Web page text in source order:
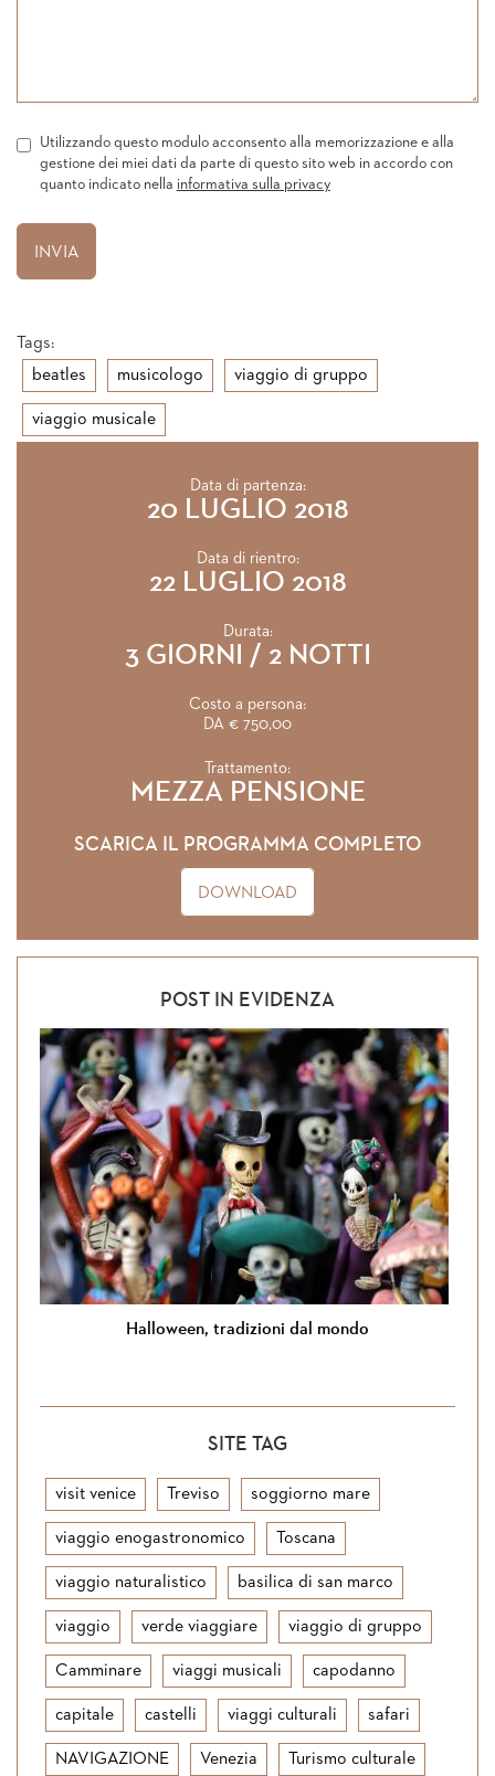
Utilizzando questo modulo acconsento alla memorizzazione e alla
gestione dei miei dati da parte di questo sito web in accordo con
quanto indicato nella informativa sulla privacy
Tags:
beatles
musicologo viaggio di gruppo
viaggio musicale
Data di partenza:
20 LUGLIO 2018
Data di rientro:
22 LUGLIO 2018
Durata:
3 GIORNI / 2 NOTTI
Costo a persona:
DA € 750,00
Trattamento:
MEZZA PENSIONE
SCARICA IL PROGRAMMA COMPLETO
DOWNLOAD
POST IN EVIDENZA
Halloween, tradizioni dal mondo
SITE TAG
visit venice Treviso soggiorno mare
viaggio enogastronomico Toscana
viaggio naturalistico basilica di san marco
viaggio verde viaggiare viaggio di gruppo
Camminare viaggi musicali capodanno
capitale castelli viaggi culturali safari
NAVIGAZIONE Venezia Turismo culturale